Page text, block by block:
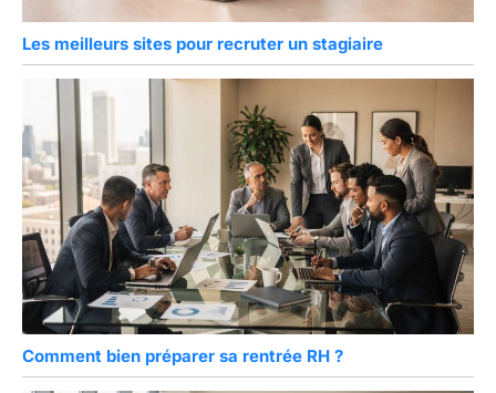
Les meilleurs sites pour recruter un stagiaire
Comment bien préparer sa rentrée RH ?